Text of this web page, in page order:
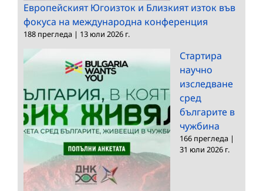
Европейският Югоизток и Близкият изток във
фокуса на международна конференция
188 прегледа | 13 юли 2026 г.
Стартира
научно
изследване
сред
българите в
чужбина
166 прегледа |
31 юли 2026 г.